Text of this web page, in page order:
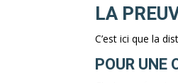
LA
C’est ici que la
POUR UNE